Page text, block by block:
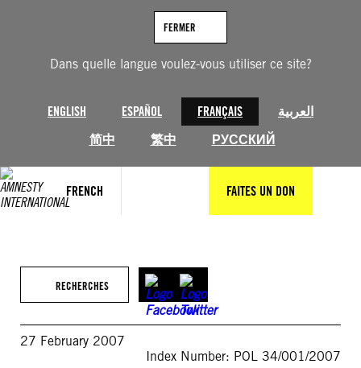
Dans quelle langue voulez-vous utiliser ce site?
ENGLISH ESPAÑOL FRANÇAIS
العربية
简中
繁中 РУССКИЙ
FERMER
FRENCH FAITES UN DON
RECHERCHES
27 February 2007
Index Number: POL 34/001/2007